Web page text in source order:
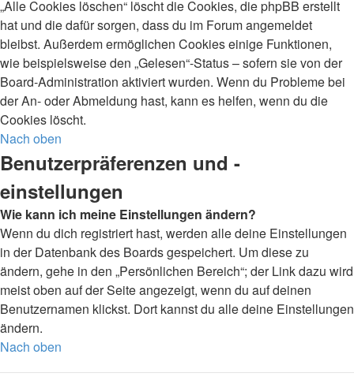
„Alle Cookies löschen“ löscht die Cookies, die phpBB erstellt
hat und die dafür sorgen, dass du im Forum angemeldet
bleibst. Außerdem ermöglichen Cookies einige Funktionen,
wie beispielsweise den „Gelesen“-Status – sofern sie von der
Board-Administration aktiviert wurden. Wenn du Probleme bei
der An- oder Abmeldung hast, kann es helfen, wenn du die
Cookies löscht.
Nach oben
Benutzerpräferenzen und -
einstellungen
Wie kann ich meine Einstellungen ändern?
Wenn du dich registriert hast, werden alle deine Einstellungen
in der Datenbank des Boards gespeichert. Um diese zu
ändern, gehe in den „Persönlichen Bereich“; der Link dazu wird
meist oben auf der Seite angezeigt, wenn du auf deinen
Benutzernamen klickst. Dort kannst du alle deine Einstellungen
ändern.
Nach oben